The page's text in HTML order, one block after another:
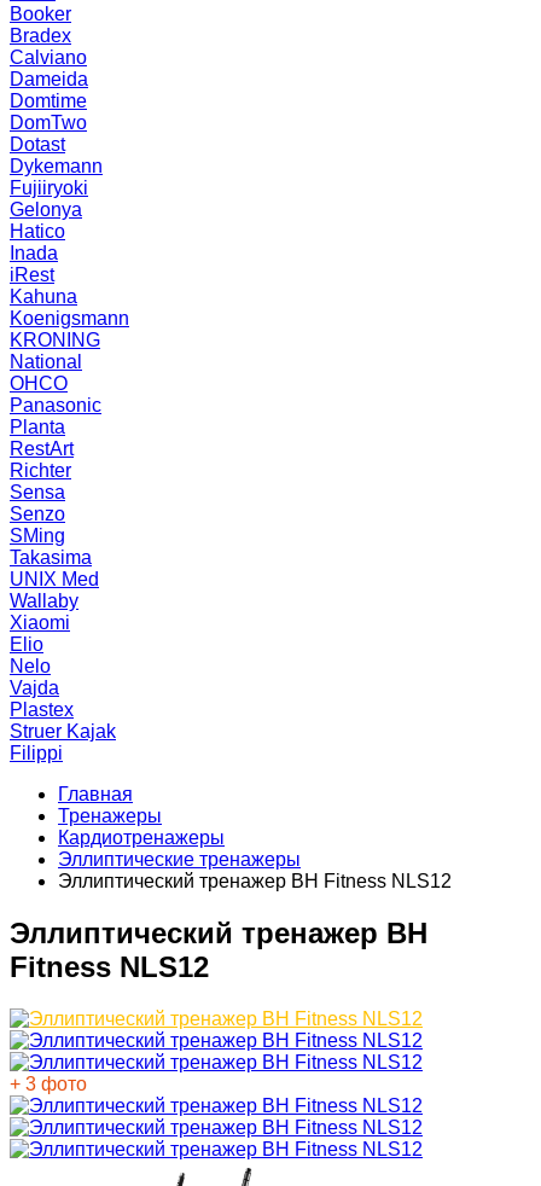
Booker
Bradex
Calviano
Dameida
Domtime
DomTwo
Dotast
Dykemann
Fujiiryoki
Gelonya
Hatico
Inada
iRest
Kahuna
Koenigsmann
KRONING
National
OHCO
Panasonic
Planta
RestArt
Richter
Sensa
Senzo
SMing
Takasima
UNIX Med
Wallaby
Xiaomi
Elio
Nelo
Vajda
Plastex
Struer Kajak
Filippi
Главная
Тренажеры
Кардиотренажеры
Эллиптические тренажеры
Эллиптический тренажер BH Fitness NLS12
Эллиптический тренажер BH
Fitness NLS12
+ 3 фото